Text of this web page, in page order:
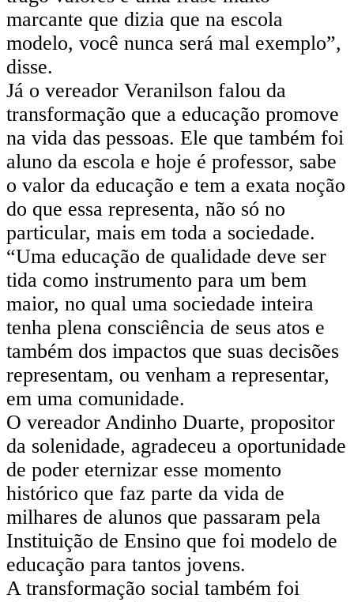
marcante que dizia que na escola
modelo, você nunca será mal exemplo”,
disse.
Já o vereador Veranilson falou da
transformação que a educação promove
na vida das pessoas. Ele que também foi
aluno da escola e hoje é professor, sabe
o valor da educação e tem a exata noção
do que essa representa, não só no
particular, mais em toda a sociedade.
“Uma educação de qualidade deve ser
tida como instrumento para um bem
maior, no qual uma sociedade inteira
tenha plena consciência de seus atos e
também dos impactos que suas decisões
representam, ou venham a representar,
em uma comunidade.
O vereador Andinho Duarte, propositor
da solenidade, agradeceu a oportunidade
de poder eternizar esse momento
histórico que faz parte da vida de
milhares de alunos que passaram pela
Instituição de Ensino que foi modelo de
educação para tantos jovens.
A transformação social também foi